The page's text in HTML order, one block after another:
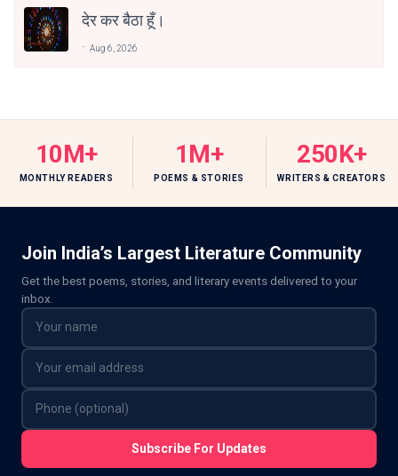
देर कर बैठा हूँ।
Aug 6, 2026
10M+
MONTHLY READERS
1M+
POEMS & STORIES
250K+
WRITERS & CREATORS
Join India’s Largest Literature Community
Get the best poems, stories, and literary events delivered to your
inbox.
Subscribe For Updates